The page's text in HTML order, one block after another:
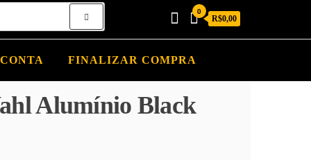
0
R$0,00
FINALIZAR COMPRA
Alumínio Black